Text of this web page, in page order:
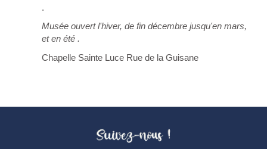
.
Musée ouvert l'hiver, de fin décembre jusqu'en mars,
et en été .
Chapelle Sainte Luce Rue de la Guisane